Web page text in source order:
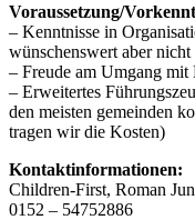
Voraussetzung/
– Kenntnisse in
wünschenswert aber
– Freude am Umgang
– Erweitertes
den meisten gemeinden
tragen wir die Kosten)
Kontaktinformationen:
Children-First, Roman
0152 – 54752886